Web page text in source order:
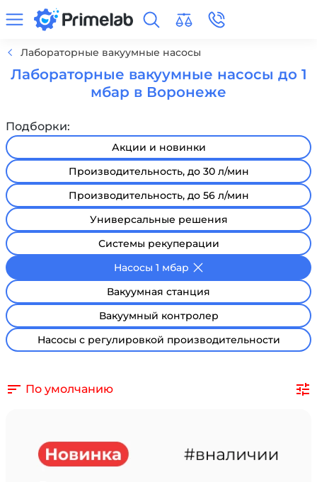
Лабораторные вакуумные насосы
Лабораторные вакуумные насосы до 1
мбар в Воронеже
Подборки:
Акции и новинки
Производительность, до 30 л/мин
Производительность, до 56 л/мин
Универсальные решения
Системы рекуперации
Насосы 1 мбар
Вакуумная станция
Вакуумный контролер
Насосы с регулировкой производительности
По умолчанию